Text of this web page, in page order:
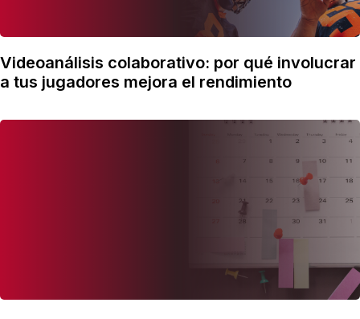
Videoanálisis colaborativo: por qué involucrar
a tus jugadores mejora el rendimiento